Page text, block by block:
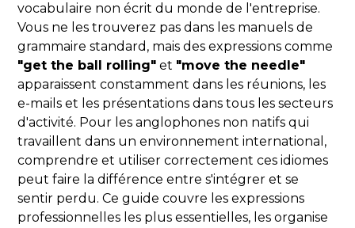
vocabulaire non écrit du monde de l'entreprise.
Vous ne les trouverez pas dans les manuels de
grammaire standard, mais des expressions comme
"get the ball rolling" et "move the needle"
apparaissent constamment dans les réunions, les
e-mails et les présentations dans tous les secteurs
d'activité. Pour les anglophones non natifs qui
travaillent dans un environnement international,
comprendre et utiliser correctement ces idiomes
peut faire la différence entre s'intégrer et se
sentir perdu. Ce guide couvre les expressions
professionnelles les plus essentielles, les organise